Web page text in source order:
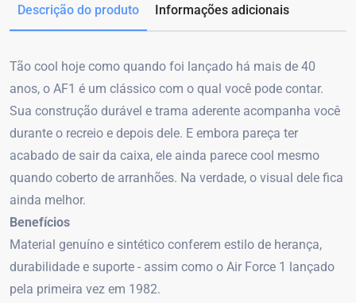
Descrição do produto Informações adicionais
Tão cool hoje como quando foi lançado há mais de 40
anos, o AF1 é um clássico com o qual você pode contar.
Sua construção durável e trama aderente acompanha você
durante o recreio e depois dele. E embora pareça ter
acabado de sair da caixa, ele ainda parece cool mesmo
quando coberto de arranhões. Na verdade, o visual dele fica
ainda melhor.
Benefícios
Material genuíno e sintético conferem estilo de herança,
durabilidade e suporte - assim como o Air Force 1 lançado
pela primeira vez em 1982.